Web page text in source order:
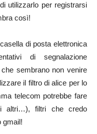
utilizzarlo per registrarsi
così!
di posta elettronica
di segnalazione
sembrano non venire
il filtro di alice per lo
telecom potrebbe fare
altri…), filtri che credo
gmail!